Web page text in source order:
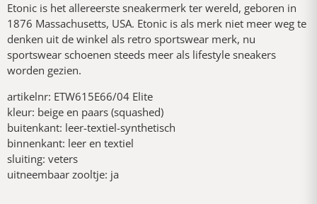
Etonic is het allereerste sneakermerk ter wereld, geboren in
1876 Massachusetts, USA. Etonic is als merk niet meer weg te
denken uit de winkel als retro sportswear merk, nu
sportswear schoenen steeds meer als lifestyle sneakers
worden gezien.
artikelnr: ETW615E66/04 Elite
kleur: beige en paars (squashed)
buitenkant: leer-textiel-synthetisch
binnenkant: leer en textiel
sluiting: veters
uitneembaar zooltje: ja